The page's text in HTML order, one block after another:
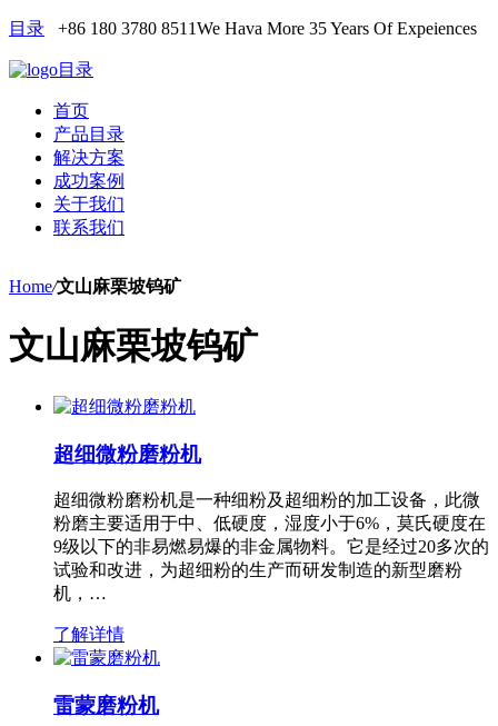
目录 +86 180 3780 8511We Hava More 35 Years Of Expeiences
目录
首页
产品目录
解决方案
成功案例
关于我们
联系我们
Home/文山麻栗坡钨矿
文山麻栗坡钨矿
超细微粉磨粉机
超细微粉磨粉机是一种细粉及超细粉的加工设备，此微
粉磨主要适用于中、低硬度，湿度小于6%，莫氏硬度在
9级以下的非易燃易爆的非金属物料。它是经过20多次的
试验和改进，为超细粉的生产而研发制造的新型磨粉
机，…
了解详情
雷蒙磨粉机